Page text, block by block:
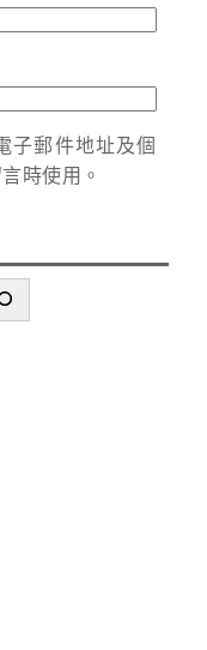
子郵件地址及個
時使用。